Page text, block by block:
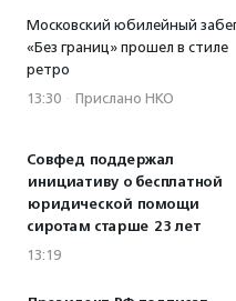
Московский юбилейный
«Без границ» прошел в стиле
ретро
13:30 · Прислано НКО
Совфед поддержал
инициативу о бесплатной
юридической помощи
сиротам старше 23 лет
13:19